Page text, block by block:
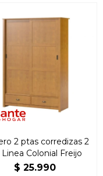
2 ptas corredizas 2
Linea Colonial Freijo
$ 25.990